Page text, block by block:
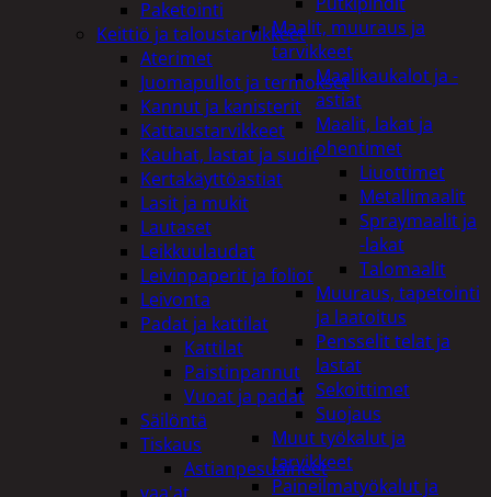
Maalit, muuraus ja
tarvikkeet
Maalikaukalot ja -
astiat
Maalit, lakat ja
ohentimet
Liuottimet
Metallimaalit
Spraymaalit ja
-lakat
Talomaalit
Muuraus, tapetointi
ja laatoitus
Pensselit telat ja
lastat
Sekoittimet
Suojaus
Muut työkalut ja
tarvikkeet
Paineilmatyökalut ja
Paketointi
Keittiö ja taloustarvikkeet
Aterimet
Juomapullot ja termokset
Kannut ja kanisterit
Kattaustarvikkeet
Kauhat, lastat ja sudit
Kertakäyttöastiat
Lasit ja mukit
Lautaset
Leikkuulaudat
Leivinpaperit ja foliot
Leivonta
Padat ja kattilat
Kattilat
Paistinpannut
Vuoat ja padat
Säilöntä
Tiskaus
Astianpesuaineet